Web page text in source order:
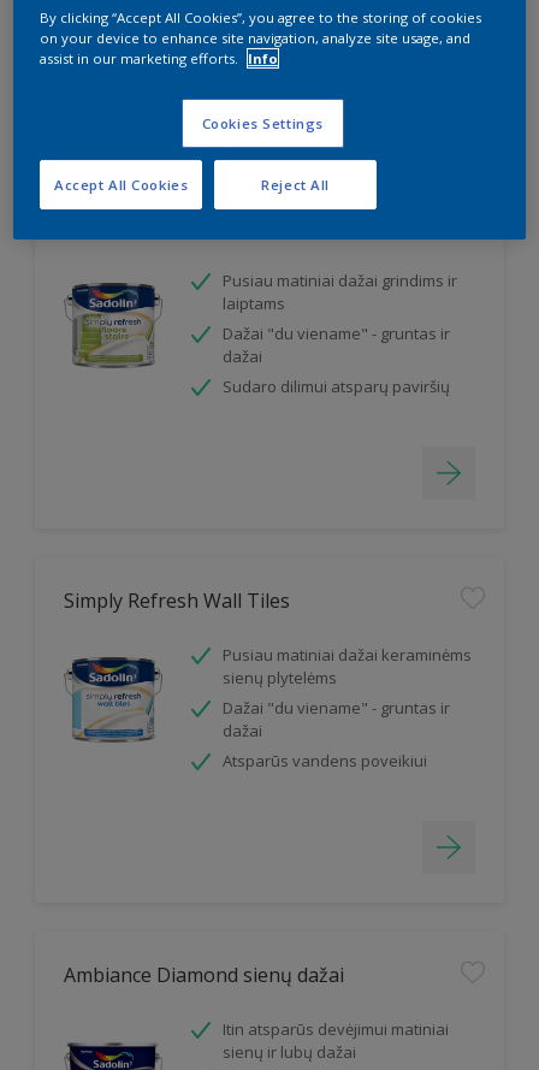
Atsparus smūgiams ir įbrėžimams
Pusiau matiniai dažai grindims ir
laiptams
Dažai "du viename" - gruntas ir
dažai
Sudaro dilimui atsparų paviršių
Simply Refresh Wall Tiles
Pusiau matiniai dažai keraminėms
sienų plytelėms
Dažai "du viename" - gruntas ir
dažai
Atsparūs vandens poveikiui
Ambiance Diamond sienų dažai
Itin atsparūs devėjimui matiniai
sienų ir lubų dažai
By clicking “Accept All Cookies”, you agree to the storing of cookies
on your device to enhance site navigation, analyze site usage, and
assist in our marketing efforts.
Info
Cookies Settings
Reject All
Accept All Cookies